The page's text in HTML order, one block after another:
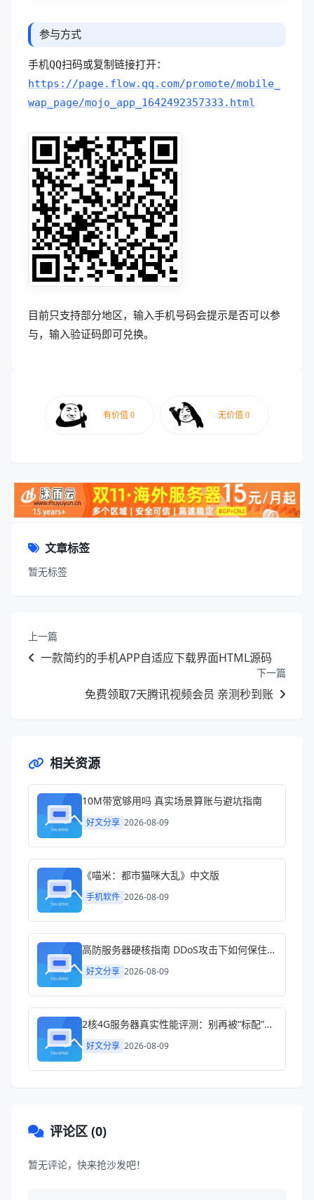
参与方式
手机QQ扫码或复制链接打开：
https://page.flow.qq.com/promote/mobile_
wap_page/mojo_app_1642492357333.html
目前只支持部分地区，输入手机号码会提示是否可以参
与，输入验证码即可兑换。
文章标签
暂无标签
上一篇
一款简约的手机APP自适应下载界面HTML源码
下一篇
免费领取7天腾讯视频会员 亲测秒到账
相关资源
10M带宽够用吗 真实场景算账与避坑指南
好文分享 2026-08-09
《喵米：都市猫咪大乱》中文版
手机软件 2026-08-09
高防服务器硬核指南 DDoS攻击下如何保住你的生意
好文分享 2026-08-09
2核4G服务器真实性能评测：别再被“标配”忽悠了
好文分享 2026-08-09
评论区 (0)
暂无评论，快来抢沙发吧！